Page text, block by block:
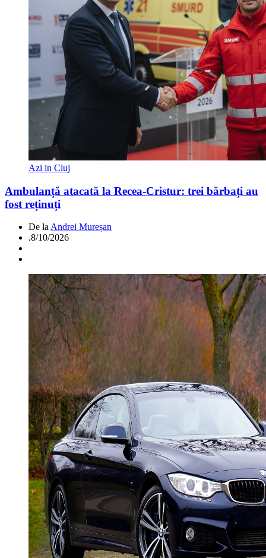
Azi in Cluj
Ambulanță atacată la Recea-Cristur: trei bărbați au
fost reținuți
De la Andrei Mureșan
.8/10/2026